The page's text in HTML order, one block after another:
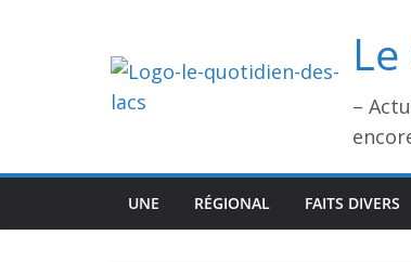
–
UNE RÉGIONAL FAITS DIVERS